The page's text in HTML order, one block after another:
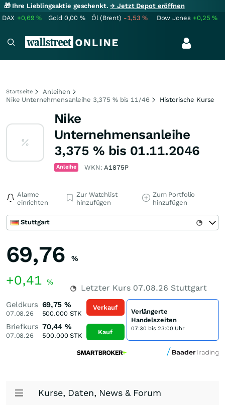
🎁 Ihre Lieblingsaktie geschenkt.→ Jetzt Depot eröffnen
DAX +0,69% Gold 0,00 % Öl (Brent) -1,53% Dow Jones +0,25%
Startseite
Anleihen
Nike Unternehmensanleihe 3,375 % bis 11/46
Historische Kurse
Nike
Unternehmensanleihe
3,375 % bis 01.11.2046
Anleihe WKN:A1875P
Alarme
einrichten
Zur Watchlist
hinzufügen
Zum Portfolio
hinzufügen
Stuttgart
69,76 %
+0,41 %
Letzter Kurs 07.08.26 Stuttgart
Geldkurs
07.08.26
69,75 %
500.000STK
Briefkurs
07.08.26
70,44 %
500.000STK
Verkauf
Kauf
Verlängerte
Handelszeiten
07:30 bis 23:00 Uhr
Kurse, Daten, News & Forum